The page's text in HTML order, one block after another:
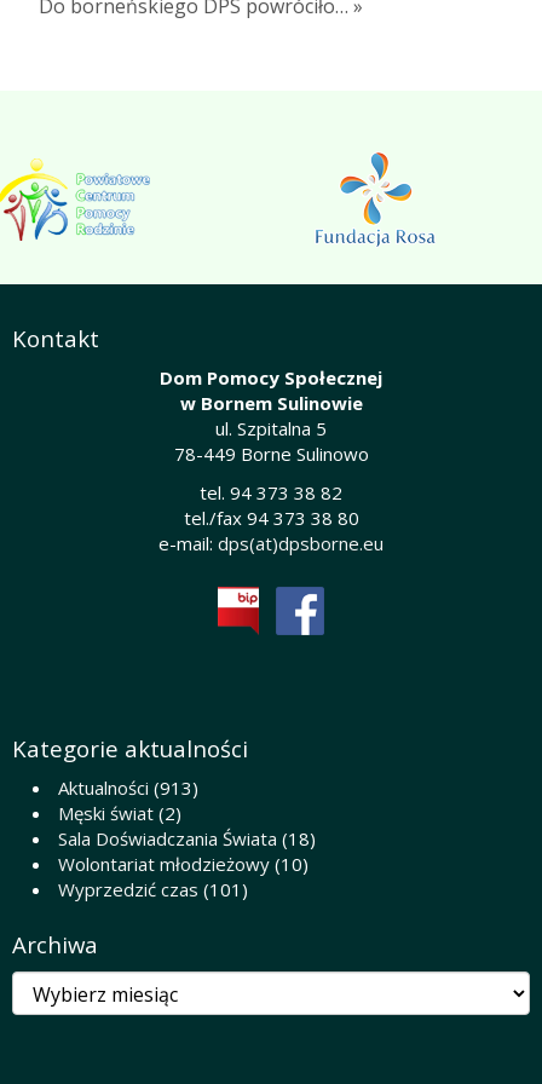
Do borneńskiego DPS powróciło… »
Kontakt
Dom Pomocy Społecznej
w Bornem Sulinowie
ul. Szpitalna 5
78-449 Borne Sulinowo
tel. 94 373 38 82
tel./fax 94 373 38 80
e-mail: dps(at)dpsborne.eu
Kategorie aktualności
Aktualności (913)
Męski świat (2)
Sala Doświadczania Świata (18)
Wolontariat młodzieżowy (10)
Wyprzedzić czas (101)
Archiwa
Archiwa